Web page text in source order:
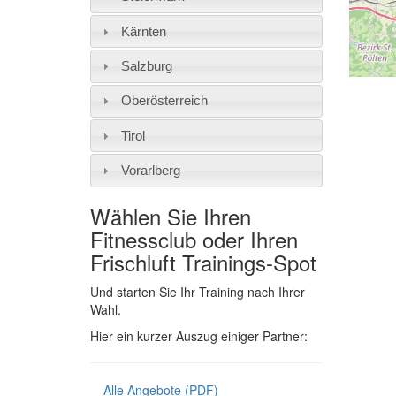
Kärnten
Salzburg
Oberösterreich
Tirol
Vorarlberg
Wählen Sie Ihren
Fitnessclub oder Ihren
Frischluft Trainings-Spot
Und starten Sie Ihr Training nach Ihrer
Wahl.
Hier ein kurzer Auszug einiger Partner:
Alle Angebote (PDF)